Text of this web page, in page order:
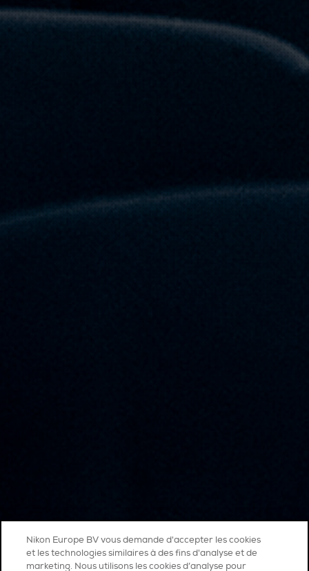
Nikon Europe BV vous demande d'accepter les cookies
et les technologies similaires à des fins d'analyse et de
marketing. Nous utilisons les cookies d’analyse pour